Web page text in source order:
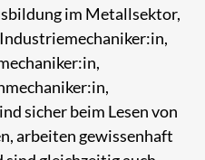
im Metallsektor,
sicher beim Lesen von
arbeiten gewissenhaft